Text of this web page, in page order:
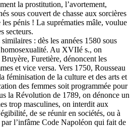
la prostitution, l’avortement,
sous couvert de chasse aux sorcières
les pénis ! La suprématies mâle, voulue
secteurs.
: dès les années 1580 sous
Au XVIIé s., on
Furetière, dénoncent les
et vice versa. Vers 1750, Rousseau
féminisation de la culture et des arts et
des femmes soit programmée pour
la Révolution de 1789, on dénonce un
trop masculines, on interdit aux
de se réunir en sociétés, ou à
l’infâme Code Napoléon qui fait de